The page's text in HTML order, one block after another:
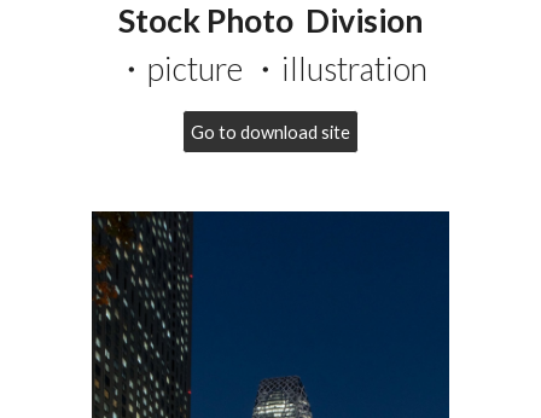
Stock Photo Division
・ picture ・illustration
Go to download site